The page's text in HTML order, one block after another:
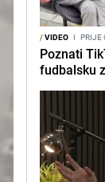
/VIDEO I PRIJE
Poznati
fudbalsku